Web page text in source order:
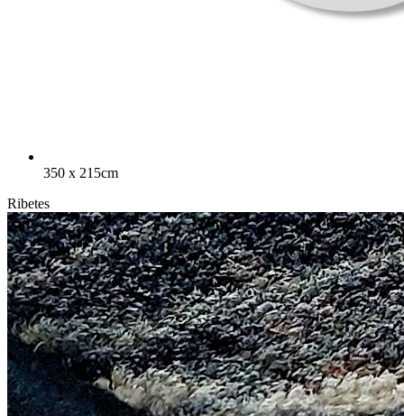
350 x 215cm
Ribetes